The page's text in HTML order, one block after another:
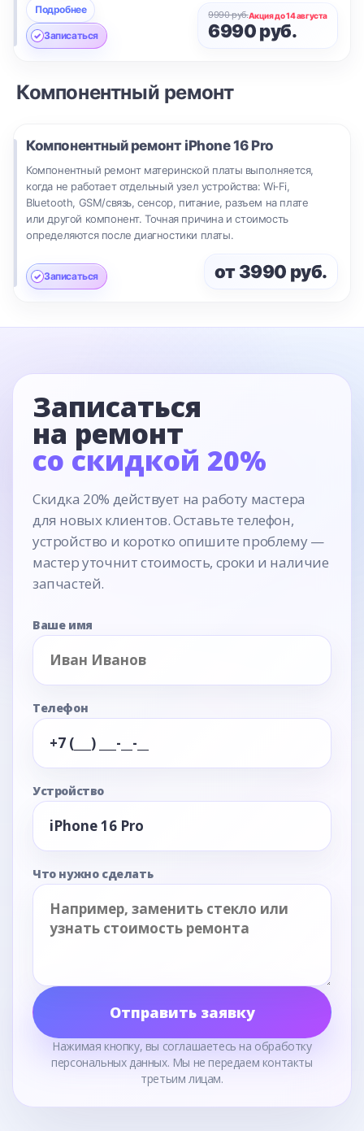
Подробнее
Записаться
9990 руб.Акция до 14 августа
6990 руб.
Компонентный ремонт
Компонентный ремонт iPhone 16 Pro
Компонентный ремонт материнской платы выполняется,
когда не работает отдельный узел устройства: Wi‑Fi,
Bluetooth, GSM/связь, сенсор, питание, разъем на плате
или другой компонент. Точная причина и стоимость
определяются после диагностики платы.
Записаться от 3990 руб.
Записаться
на ремонт
со скидкой 20%
Скидка 20% действует на работу мастера
для новых клиентов. Оставьте телефон,
устройство и коротко опишите проблему —
мастер уточнит стоимость, сроки и наличие
запчастей.
Ваше имя
Телефон
Устройство
Что нужно сделать
Отправить заявку
Нажимая кнопку, вы соглашаетесь на обработку
персональных данных. Мы не передаем контакты
третьим лицам.